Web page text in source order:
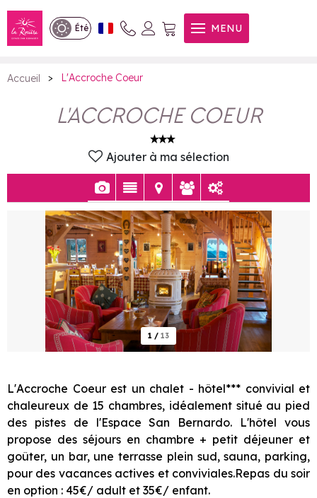
Été MENU
L'Accroche Coeur
Accueil > L'Accroche Coeur
L'ACCROCHE COEUR
Ajouter à ma sélection
1 / 13
L'Accroche Coeur est un chalet - hôtel*** convivial et
chaleureux de 15 chambres, idéalement situé au pied
des pistes de l'Espace San Bernardo. L'hôtel vous
propose des séjours en chambre + petit déjeuner et
goûter, un bar, une terrasse plein sud, sauna, parking,
pour des vacances actives et conviviales.Repas du soir
en option : 45€/ adult et 35€/ enfant.